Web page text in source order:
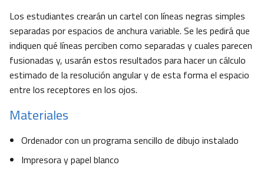
Los estudiantes crearán un cartel con líneas negras simples
separadas por espacios de anchura variable. Se les pedirá que
indiquen qué líneas perciben como separadas y cuales parecen
fusionadas y, usarán estos resultados para hacer un cálculo
estimado de la resolución angular y de esta forma el espacio
entre los receptores en los ojos.
Materiales
Ordenador con un programa sencillo de dibujo instalado
Impresora y papel blanco